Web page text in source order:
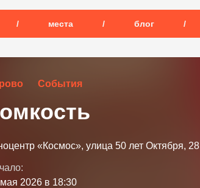
/ места / блог /
События
«Космос», улица 50 лет Октября, 28
2026 в 18:30